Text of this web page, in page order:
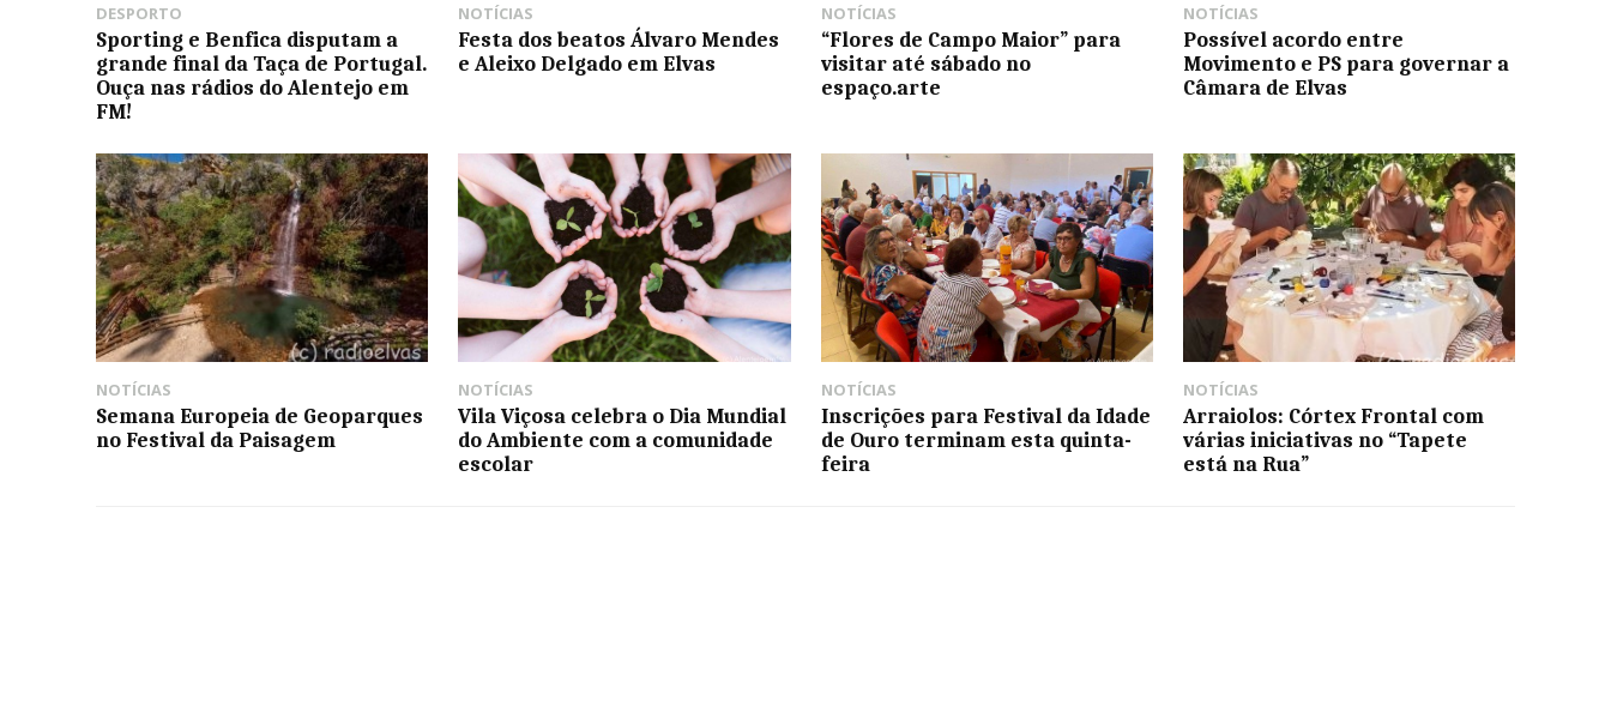
DESPORTO
Sporting e Benfica disputam a
grande final da Taça de Portugal.
Ouça nas rádios do Alentejo em
FM!
NOTÍCIAS
Festa dos beatos Álvaro Mendes
e Aleixo Delgado em Elvas
NOTÍCIAS
“Flores de Campo Maior” para
visitar até sábado no
espaço.arte
NOTÍCIAS
Possível acordo entre
Movimento e PS para governar a
Câmara de Elvas
NOTÍCIAS
Semana Europeia de Geoparques
no Festival da Paisagem
NOTÍCIAS
Vila Viçosa celebra o Dia Mundial
do Ambiente com a comunidade
escolar
NOTÍCIAS
Inscrições para Festival da Idade
de Ouro terminam esta quinta-
feira
NOTÍCIAS
Arraiolos: Córtex Frontal com
várias iniciativas no “Tapete
está na Rua”